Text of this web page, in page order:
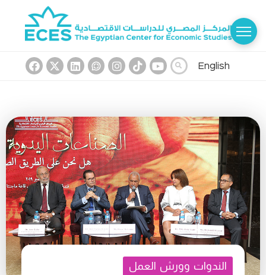
English
الندوات وورش العمل